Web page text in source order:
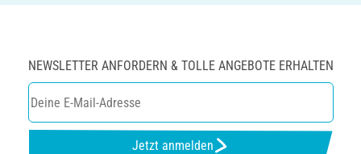
NEWSLETTER ANFORDERN & TOLLE ANGEBOTE ERHALTEN
Jetzt anmelden